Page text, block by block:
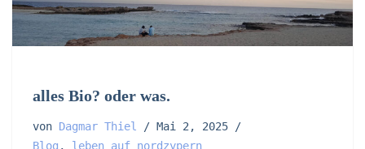
alles Bio? oder was.
von Dagmar Thiel
Mai 2, 2025
Blog , leben auf nordzypern